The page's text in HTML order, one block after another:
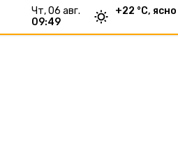
чт, 06 авг.
09:49
+22 °С, ясно